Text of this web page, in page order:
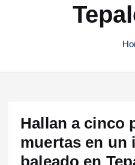
Hallan a cinco
muertas en un
baleado en